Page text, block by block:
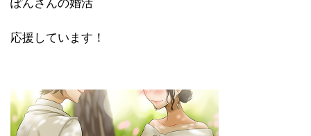
ぽんさんの婚活
応援しています！